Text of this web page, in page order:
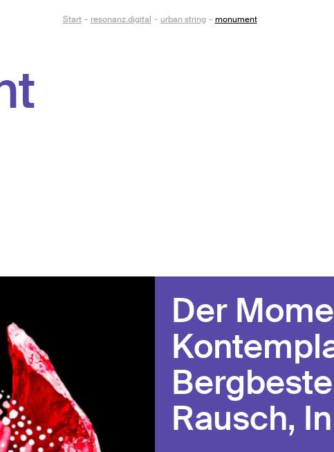
Start resonanz.digital urban string monument
Der
Rausch,